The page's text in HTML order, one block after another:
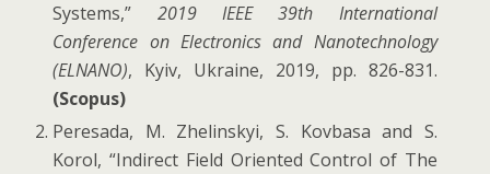
Systems,” 2019 IEEE 39th International
Conference on Electronics and Nanotechnology
(ELNANO), Kyiv, Ukraine, 2019, pp. 826-831.
(Scopus)
Peresada, M. Zhelinskyi, S. Kovbasa and S.
Korol, “Indirect Field Oriented Control of The